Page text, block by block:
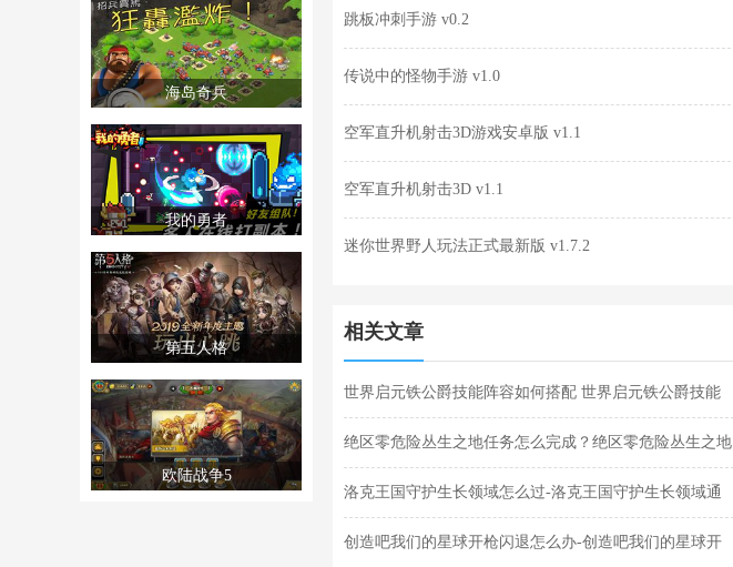
海岛奇兵
我的勇者
第五人格
欧陆战争5
跳板冲刺手游 v0.2
传说中的怪物手游 v1.0
空军直升机射击3D游戏安卓版 v1.1
空军直升机射击3D v1.1
迷你世界野人玩法正式最新版 v1.7.2
相关文章
世界启元铁公爵技能阵容如何搭配 世界启元铁公爵技能
阵容搭配合集
绝区零危险丛生之地任务怎么完成？绝区零危险丛生之地
任务完成攻略
洛克王国守护生长领域怎么过-洛克王国守护生长领域通
关攻略
创造吧我们的星球开枪闪退怎么办-创造吧我们的星球开